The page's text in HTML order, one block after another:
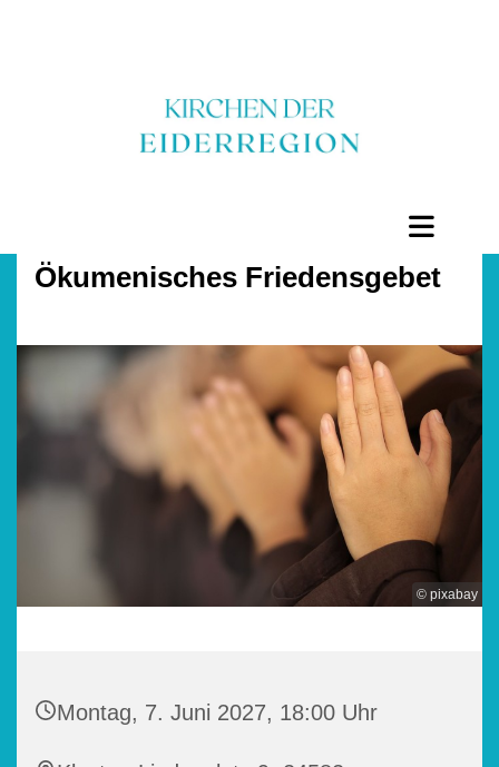
Ökumenisches Friedensgebet
© pixabay
Montag, 7. Juni 2027, 18:00 Uhr